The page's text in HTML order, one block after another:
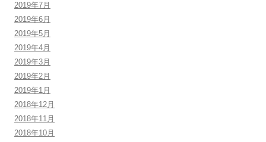
2019年7月
2019年6月
2019年5月
2019年4月
2019年3月
2019年2月
2019年1月
2018年12月
2018年11月
2018年10月